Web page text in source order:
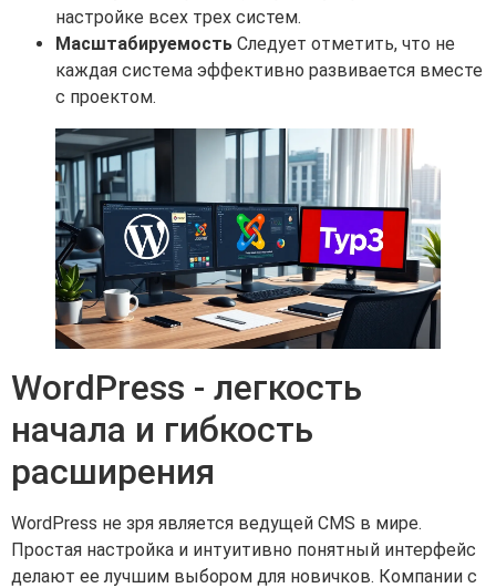
настройке всех трех систем.
Масштабируемость Следует отметить, что не
каждая система эффективно развивается вместе
с проектом.
WordPress - легкость
начала и гибкость
расширения
WordPress не зря является ведущей CMS в мире.
Простая настройка и интуитивно понятный интерфейс
делают ее лучшим выбором для новичков. Компании с